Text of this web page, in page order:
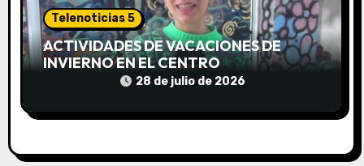
Telenoticias 5
ACTIVIDADES DE VACACIONES DE
INVIERNO EN EL CENTRO
COMUNITARIO EL TALA
28 de julio de 2026